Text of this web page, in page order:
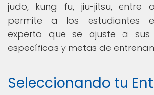
judo, kung fu, jiu-jitsu, entre
permite a los estudiantes
experto que se ajuste a sus
específicas y metas de
Seleccionando tu